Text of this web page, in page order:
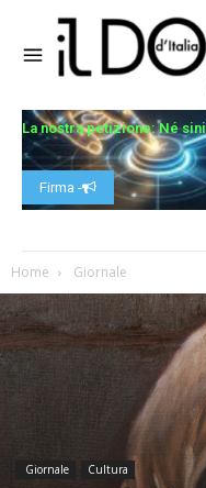
La nostra petizione: Né
Firma -
Home Giornale
Giornale Cultura